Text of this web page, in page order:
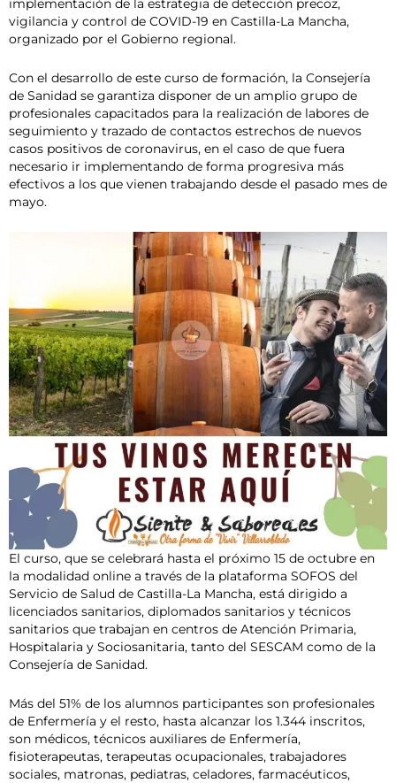
implementación de la estrategia de detección precoz,
vigilancia y control de COVID-19 en Castilla-La Mancha,
organizado por el Gobierno regional.
Con el desarrollo de este curso de formación, la Consejería
de Sanidad se garantiza disponer de un amplio grupo de
profesionales capacitados para la realización de labores de
seguimiento y trazado de contactos estrechos de nuevos
casos positivos de coronavirus, en el caso de que fuera
necesario ir implementando de forma progresiva más
efectivos a los que vienen trabajando desde el pasado mes de
mayo.
El curso, que se celebrará hasta el próximo 15 de octubre en
la modalidad online a través de la plataforma SOFOS del
Servicio de Salud de Castilla-La Mancha, está dirigido a
licenciados sanitarios, diplomados sanitarios y técnicos
sanitarios que trabajan en centros de Atención Primaria,
Hospitalaria y Sociosanitaria, tanto del SESCAM como de la
Consejería de Sanidad.
Más del 51% de los alumnos participantes son profesionales
de Enfermería y el resto, hasta alcanzar los 1.344 inscritos,
son médicos, técnicos auxiliares de Enfermería,
fisioterapeutas, terapeutas ocupacionales, trabajadores
sociales, matronas, pediatras, celadores, farmacéuticos,